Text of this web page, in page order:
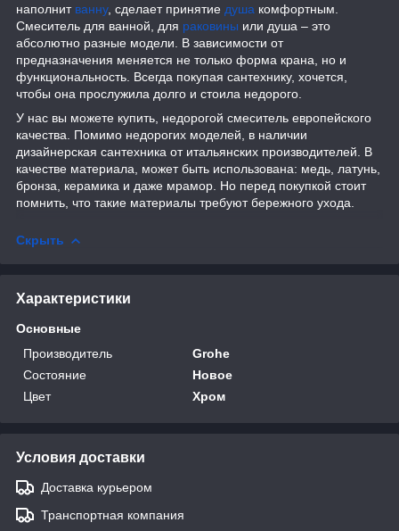
наполнит ванну, сделает принятие душа комфортным.
Смеситель для ванной, для раковины или душа – это
абсолютно разные модели. В зависимости от
предназначения меняется не только форма крана, но и
функциональность. Всегда покупая сантехнику, хочется,
чтобы она прослужила долго и стоила недорого.
У нас вы можете купить, недорогой смеситель европейского
качества. Помимо недорогих моделей, в наличии
дизайнерская сантехника от итальянских производителей. В
качестве материала, может быть использована: медь, латунь,
бронза, керамика и даже мрамор. Но перед покупкой стоит
помнить, что такие материалы требуют бережного ухода.
Скрыть
Характеристики
Основные
Производитель
Grohe
Состояние
Новое
Цвет
Хром
Условия доставки
Доставка курьером
Транспортная компания